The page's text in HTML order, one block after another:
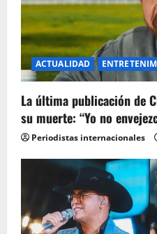
ACTUALIDAD
La última publicación de
su muerte: “Yo no
Periodistas internacionales